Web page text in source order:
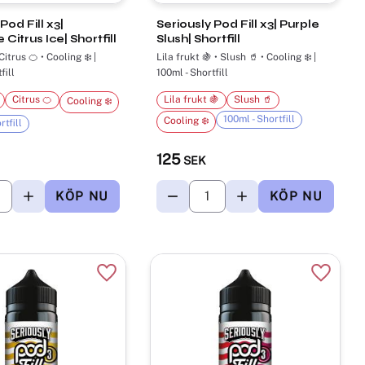
Fill x3|
Citrus Ice| Shortfill
🍊 • Cooling ❄️ |
Citrus 🍊
Cooling ❄️
Seriously Pod Fill x3| Purple
Slush| Shortfill
Lila frukt 🍇 • Slush 🥤 • Cooling ❄️ |
100ml - Shortfill
125 SEK
Lila frukt 🍇
Slush 🥤
Cooling ❄️
100ml - Shortfill
Lägg till i favoriter Lägg